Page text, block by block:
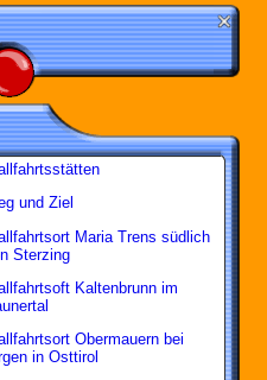
und Ziel
Maria Trens südlich
Sterzing
Kaltenbrunn im
Obermauern bei
in Osttirol